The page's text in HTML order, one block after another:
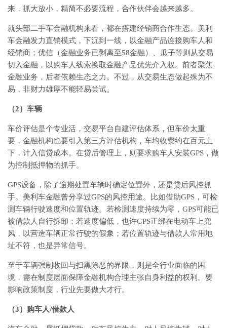
来，抓大放小，精简不必要流程，合作伙伴会越来越多。
就头部二手车金融机构来看，都在搭建经销商合作生态。美利
车金融发力直销模式，下沉到一线，以金融产品连接购车人和
经销商；优信（金融业务已剥离至58金融）、瓜子等则从交易
切入金融，以购车人线索换取金融产品优先介入权。前者聚焦
金融业务，后者依赖生态之力。不过，从交易生态做起殊为不
易，非财力雄厚不能轻易尝试。
（2）车辆
车价评估是个专业活，交易平台自建评估体系，但车价太重
要，金融机构也要引入第三方评估机构，车均收费约在百元上
下，计入信贷成本。在贷后管理上，则要求购车人安装GPS，做
为控制抵押物的抓手。
GPS设备，除了逾期处置车辆时确定位置外，还是贷后风控抓
手。美利车金融曾分享过GPS的风控用途。比如借助GPS，可检
测车辆行驶速度和位置轨迹。若检测速度持续为零，GPS可能已
被借款人自行拆卸；若速度偏低，也许GPS正绑在电动车上兜
风，以营造车辆正常行驶的假象；若位置轨迹与借款人常用地
址不符，也是异常信号。
至于车辆强制收回与扫黑除恶的界限，则是全行业面临的困
境，需在制度层面保障金融机构合理主张自身利益的权利。要
影响政策制度，行业先要做大才行。
（3）购车人/借款人